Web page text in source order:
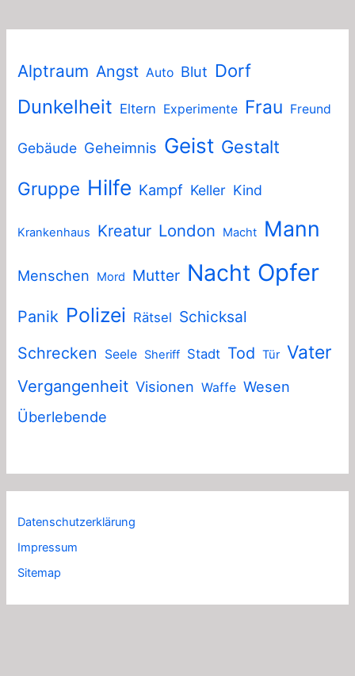
Alptraum Angst Auto Blut Dorf
Dunkelheit Eltern Experimente Frau Freund
Gebäude Geheimnis Geist Gestalt
Gruppe Hilfe Kampf Keller Kind
Krankenhaus Kreatur London Macht Mann
Menschen Mord Mutter Nacht Opfer
Panik Polizei Rätsel Schicksal
Schrecken
Seele Sheriff Stadt Tod Tür Vater
Vergangenheit Visionen Waffe Wesen
Überlebende
Datenschutzerklärung
Impressum
Sitemap